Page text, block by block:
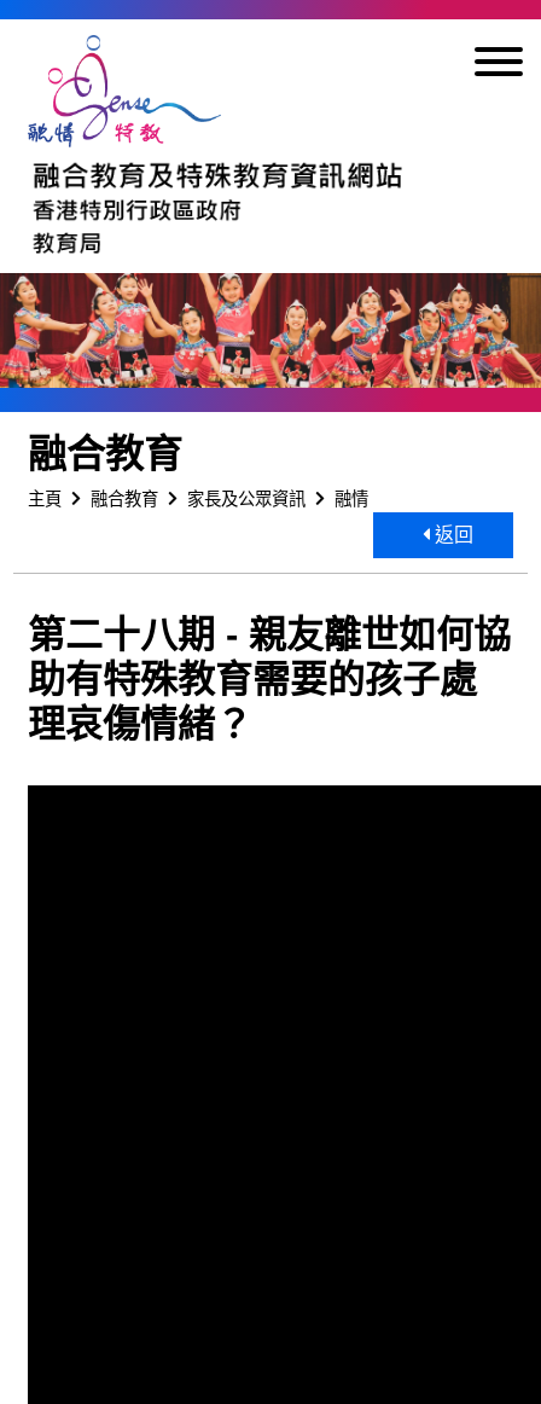
融合教育
主頁 融合教育 家長及公眾資訊 融情
返回
第二十八期 - 親友離世如何協
助有特殊教育需要的孩子處
理哀傷情緒？